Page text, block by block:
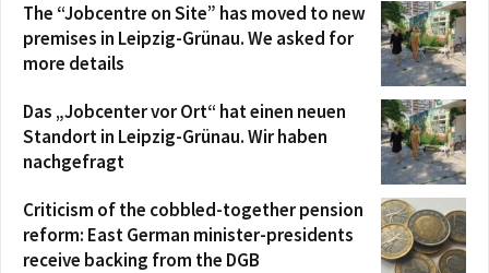
The “Jobcentre on Site” has moved to new
premises in Leipzig-Grünau. We asked for
more details
Das „Jobcenter vor Ort“ hat einen neuen
Standort in Leipzig-Grünau. Wir haben
nachgefragt
Criticism of the cobbled-together pension
reform: East German minister-presidents
receive backing from the DGB